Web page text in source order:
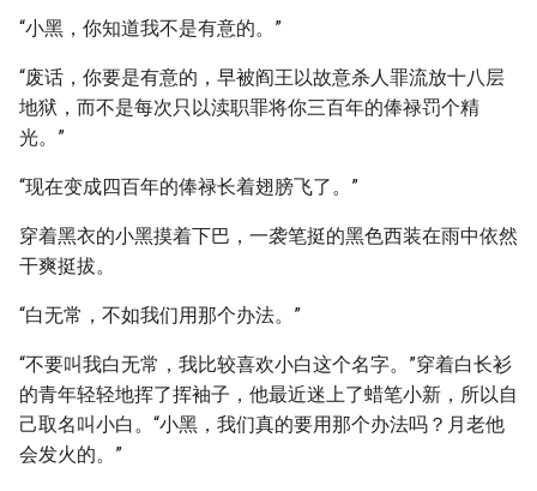
“小黑，你知道我不是有意的。”
“废话，你要是有意的，早被阎王以故意杀人罪流放十八层
地狱，而不是每次只以渎职罪将你三百年的俸禄罚个精
光。”
“现在变成四百年的俸禄长着翅膀飞了。”
穿着黑衣的小黑摸着下巴，一袭笔挺的黑色西装在雨中依然
干爽挺拔。
“白无常，不如我们用那个办法。”
“不要叫我白无常，我比较喜欢小白这个名字。”穿着白长衫
的青年轻轻地挥了挥袖子，他最近迷上了蜡笔小新，所以自
己取名叫小白。“小黑，我们真的要用那个办法吗？月老他
会发火的。”